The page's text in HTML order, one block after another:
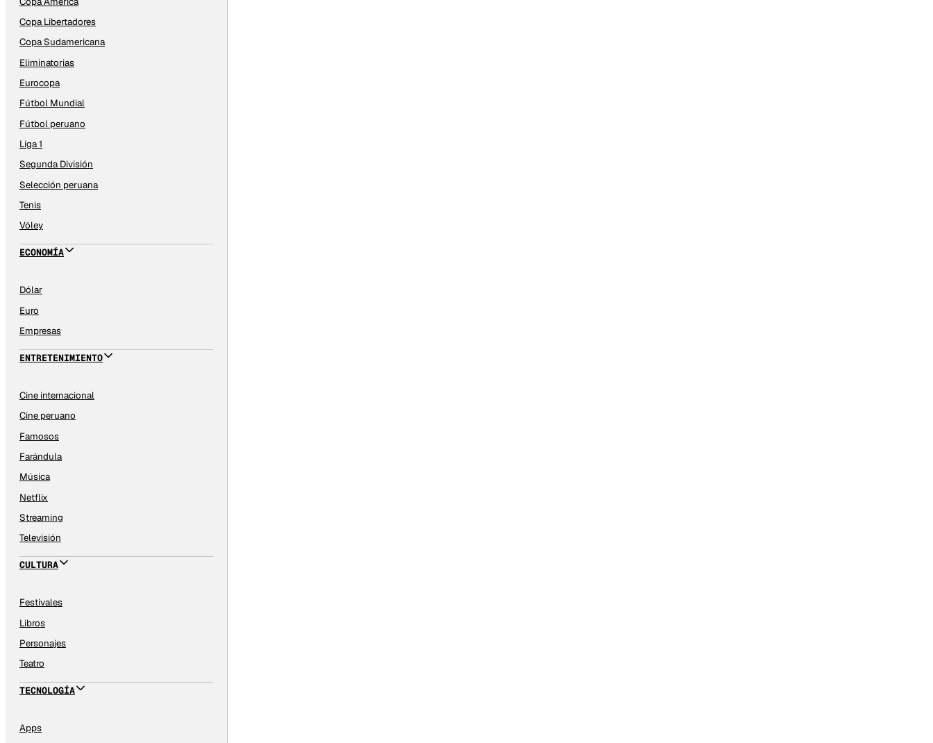
Copa Libertadores
Copa Sudamericana
Eliminatorias
Eurocopa
Fútbol Mundial
Fútbol peruano
Liga 1
Segunda División
Selección peruana
Tenis
Vóley
ECONOMÍA
Dólar
Euro
Empresas
ENTRETENIMIENTO
Cine internacional
Cine peruano
Famosos
Farándula
Música
Netflix
Streaming
Televisión
CULTURA
Festivales
Libros
Personajes
Teatro
TECNOLOGÍA
Apps